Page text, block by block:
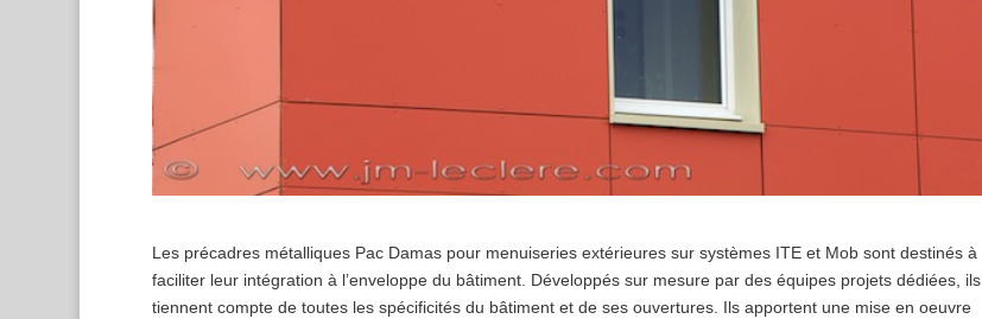
Les précadres métalliques Pac Damas pour menuiseries extérieures sur systèmes ITE et Mob sont destinés à
faciliter leur intégration à l’enveloppe du bâtiment. Développés sur mesure par des équipes projets dédiées, ils
tiennent compte de toutes les spécificités du bâtiment et de ses ouvertures. Ils apportent une mise en oeuvre